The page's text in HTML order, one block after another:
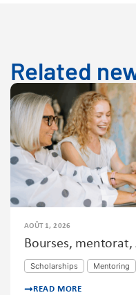
Related
AOÛT 1, 2026
Bourses, mentorat,
Scholarships Mentoring
READ MORE